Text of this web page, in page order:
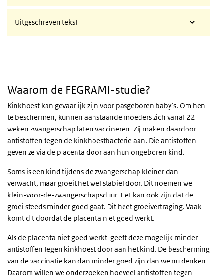
Uitgeschreven tekst
Waarom de FEGRAMI-studie?
Kinkhoest kan gevaarlijk zijn voor pasgeboren baby’s. Om hen
te beschermen, kunnen aanstaande moeders zich vanaf 22
weken zwangerschap laten vaccineren. Zij maken daardoor
antistoffen tegen de kinkhoestbacterie aan. Die antistoffen
geven ze via de placenta door aan hun ongeboren kind.
Soms is een kind tijdens de zwangerschap kleiner dan
verwacht, maar groeit het wel stabiel door. Dit noemen we
klein-voor-de-zwangerschapsduur. Het kan ook zijn dat de
groei steeds minder goed gaat. Dit heet groeivertraging. Vaak
komt dit doordat de placenta niet goed werkt.
Als de placenta niet goed werkt, geeft deze mogelijk minder
antistoffen tegen kinkhoest door aan het kind. De bescherming
van de vaccinatie kan dan minder goed zijn dan we nu denken.
Daarom willen we onderzoeken hoeveel antistoffen tegen